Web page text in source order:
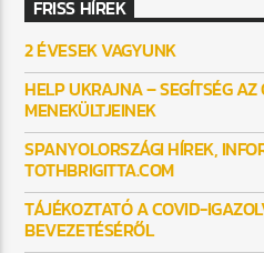
FRISS HÍREK
2 ÉVESEK VAGYUNK
HELP UKRAJNA – SEGÍTSÉG
MENEKÜLTJEINEK
SPANYOLORSZÁGI HÍREK,
TOTHBRIGITTA.COM
TÁJÉKOZTATÓ A COVID-
BEVEZETÉSÉRŐL